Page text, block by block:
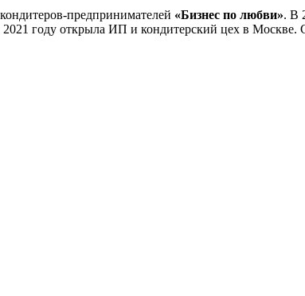
предпринимателей «Бизнес по любви». В
году открыла ИП и кондитерский цех в Москве.